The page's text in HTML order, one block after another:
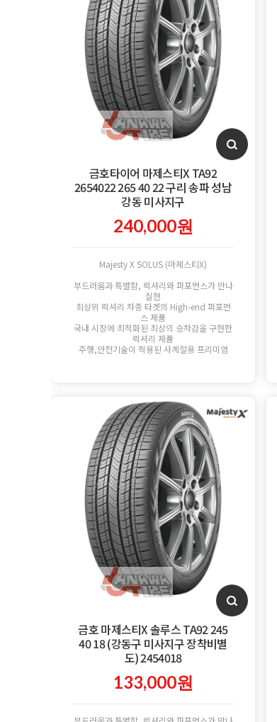
금호타이어 마제스티X TA92
2654022 265 40 22 구리 송파 성남
강동 미사지구
240,000원
Majesty X SOLUS (마제스티X)
부드러움과 특별함, 럭셔리와 퍼포먼스가 만나
실현
최상위 럭셔리 차종 타겟의 High-end 퍼포먼
스 제품
국내 시장에 최적화된 최상의 승차감을 구현한
럭셔리 제품
주행,안전기술이 적용된 사계절용 프리미엄
금호 마제스티X 솔루스 TA92 245
40 18 (강동구 미사지구 장착비별
도) 2454018
133,000원